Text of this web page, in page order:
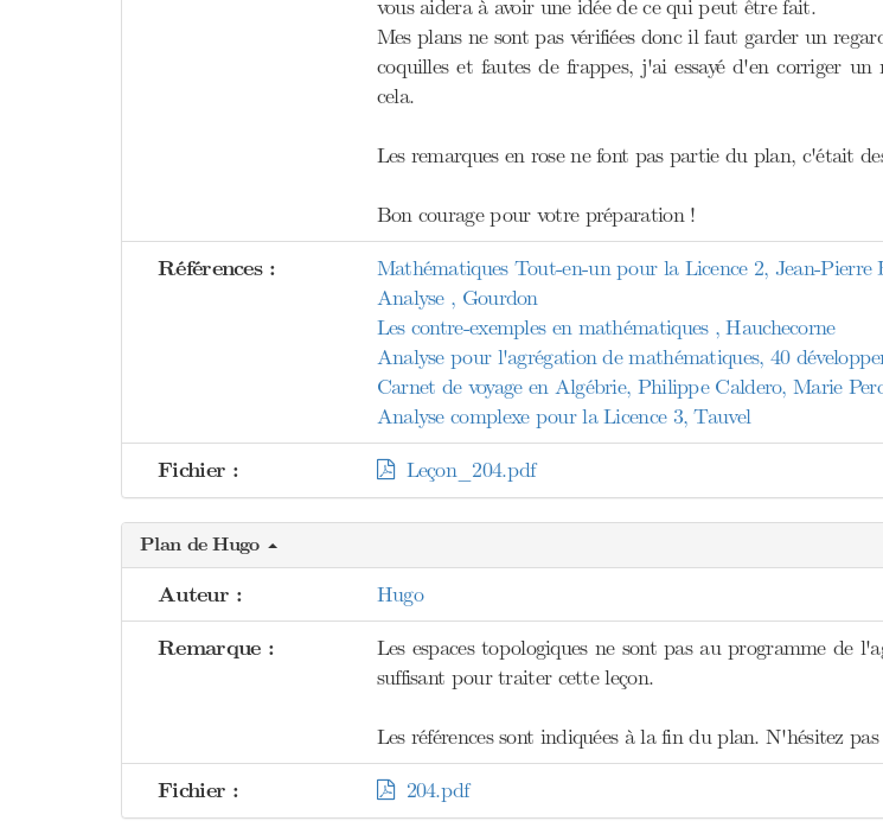
vous aidera à avoir une idée de ce qui peut être fait.
Mes plans ne sont pas vérifiées donc il faut garder un
coquilles et fautes de frappes, j'ai essayé d'en corriger
cela.
Les remarques en rose ne font pas partie du plan, c'était
Bon courage pour votre préparation !
Références :
Mathématiques Tout-en-un pour la Licence 2, Jean-Pierre
Analyse , Gourdon
Les contre-exemples en mathématiques , Hauchecorne
Analyse pour l'agrégation de mathématiques, 40
Carnet de voyage en Algébrie, Philippe Caldero, Marie
Analyse complexe pour la Licence 3, Tauvel
Fichier : Leçon_204.pdf
Plan de Hugo
Auteur : Hugo
Remarque :
Les espaces topologiques ne sont pas au programme de
suffisant pour traiter cette leçon.
Les références sont indiquées à la fin du plan. N'hésitez
Fichier : 204.pdf